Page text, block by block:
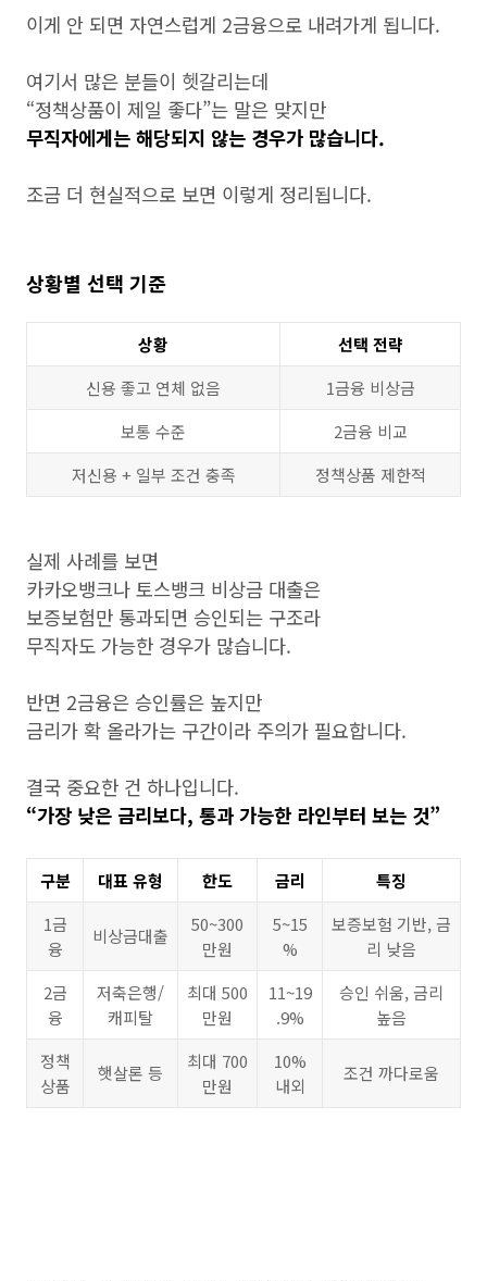
이게 안 되면 자연스럽게 2금융으로 내려가게 됩니다.
여기서 많은 분들이 헷갈리는데
“정책상품이 제일 좋다”는 말은 맞지만
무직자에게는 해당되지 않는 경우가 많습니다.
조금 더 현실적으로 보면 이렇게 정리됩니다.
상황별 선택 기준
상황
선택 전략
신용 좋고 연체 없음
1금융 비상금
보통 수준
2금융 비교
저신용 + 일부 조건 충족
정책상품 제한적
실제 사례를 보면
카카오뱅크나 토스뱅크 비상금 대출은
보증보험만 통과되면 승인되는 구조라
무직자도 가능한 경우가 많습니다.
반면 2금융은 승인률은 높지만
금리가 확 올라가는 구간이라 주의가 필요합니다.
결국 중요한 건 하나입니다.
“가장 낮은 금리보다, 통과 가능한 라인부터 보는 것”
구분 대표 유형 한도 금리
특징
1금
융
비상금대출
50~300
만원
5~15
%
보증보험 기반, 금
리 낮음
2금
융
저축은행/
캐피탈
최대 500
만원
11~19
.9%
승인 쉬움, 금리
높음
정책
상품
햇살론 등
최대 700
만원
10%
내외
조건 까다로움